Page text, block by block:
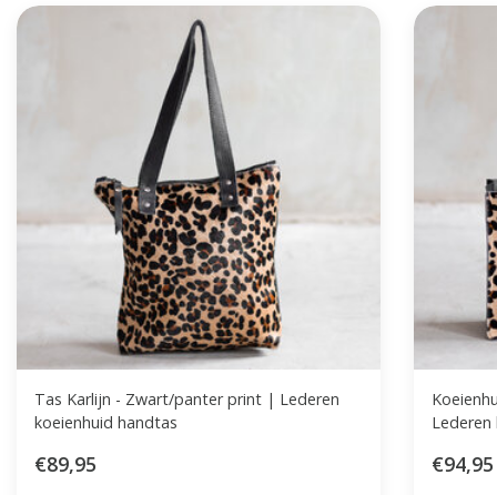
Tas Karlijn - Zwart/panter print | Lederen
koeienhuid handtas
€89,95 €94,95